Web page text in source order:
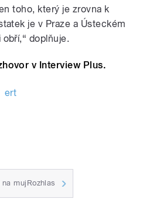
toho, který je zrovna k
je v Praze a Ústeckém
doplňuje.
v Interview Plus.
ert
mujRozhlas